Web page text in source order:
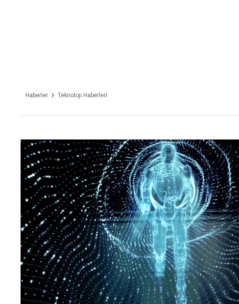
Haberler Teknoloji Haberleri